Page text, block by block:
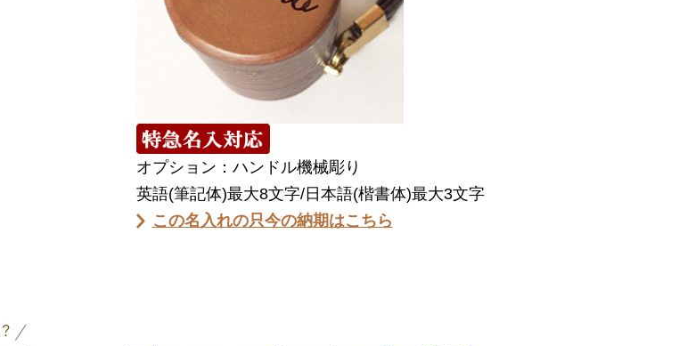
オプション：ハンドル機械彫り
英語(筆記体)最大8文字/日本語(楷書体)最大3文字
この名入れの只今の納期はこちら